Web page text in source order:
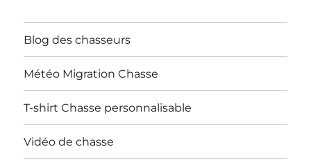
Blog des chasseurs
Météo Migration Chasse
T-shirt Chasse personnalisable
Vidéo de chasse